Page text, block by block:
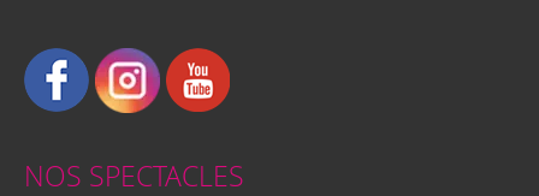
NOS SPECTACLES